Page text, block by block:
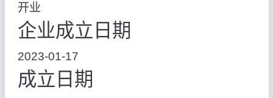
开业
企业成立日期
2023-01-17
成立日期